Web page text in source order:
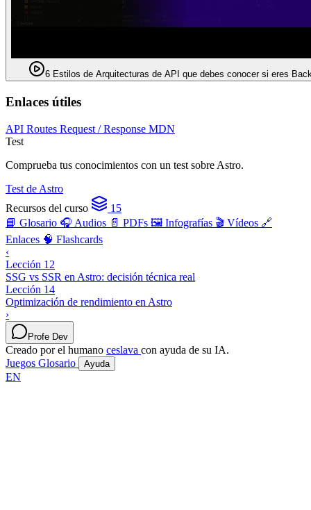
6 Estilos de Arquitecturas de API que debes conocer si eres
Enlaces útiles
API Routes Request / Response MDN
Test
Comprueba tus conocimientos con un test sobre Astro.
Test de Astro
Recursos del curso
15
📘 Glosario 🎧 Audios 📄 PDFs 🖼️ Infografías 🎬 Vídeos 🔗
Enlaces 🧠 Flashcards
‹
Lección 12
SSG vs SSR en Astro: decisión técnica real
Lección 14
Optimización de rendimiento en Astro
›
Profe Dev
Creado por el humano ceslava con ayuda de su IA.
Juegos Glosario Ayuda
EN